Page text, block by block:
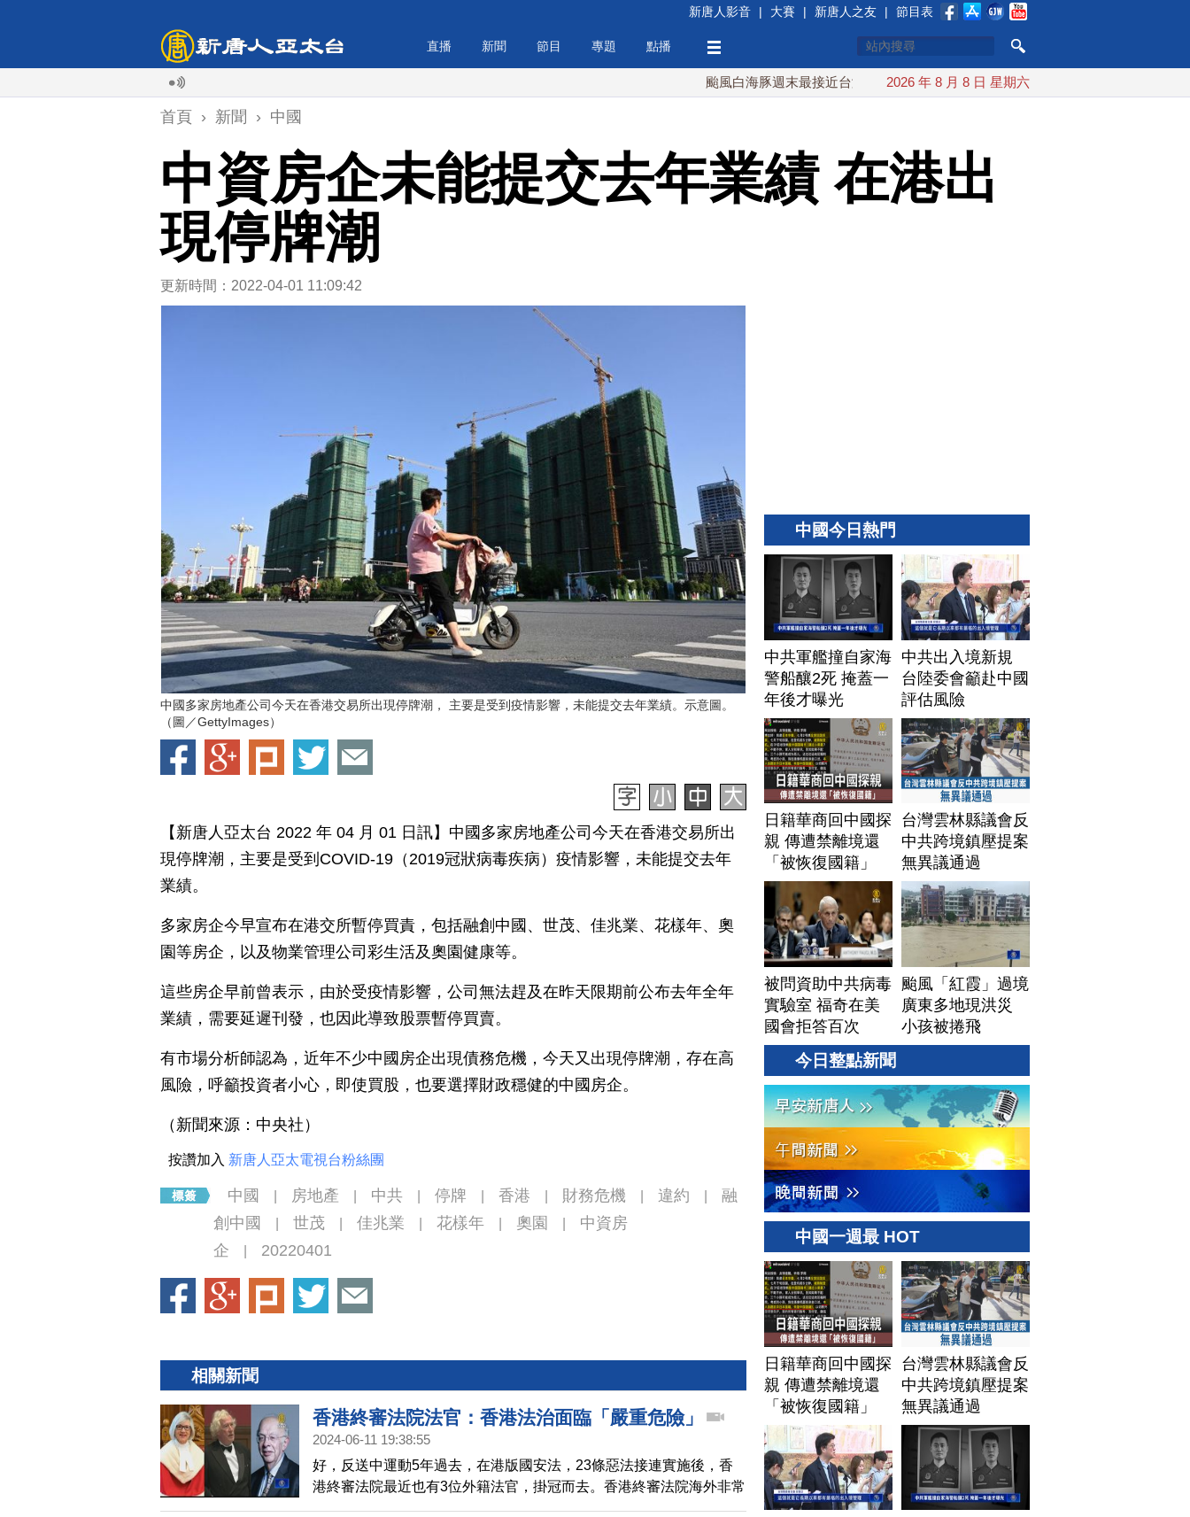
新唐人影音 | 大賽 | 新唐人之友 | 節目表
直播 新聞 節目 專題 點播
颱風白海豚週末最接近台灣 最快9日可能登陸中國 台灣漢光首結合城鎮演習 AIT連續
2026 年 8 月 8 日 星期六
首頁 › 新聞 › 中國
中資房企未能提交去年業績 在港出
現停牌潮
更新時間：2022-04-01 11:09:42
中國多家房地產公司今天在香港交易所出現停牌潮， 主要是受到疫情影響，未能提交去年業績。示意圖。
（圖／GettyImages）
【新唐人亞太台 2022 年 04 月 01 日訊】中國多家房地產公司今天在香港交易所出
現停牌潮，主要是受到COVID-19（2019冠狀病毒疾病）疫情影響，未能提交去年
業績。
多家房企今早宣布在港交所暫停買責，包括融創中國、世茂、佳兆業、花樣年、奧
園等房企，以及物業管理公司彩生活及奧園健康等。
這些房企早前曾表示，由於受疫情影響，公司無法趕及在昨天限期前公布去年全年
業績，需要延遲刊發，也因此導致股票暫停買賣。
有市場分析師認為，近年不少中國房企出現債務危機，今天又出現停牌潮，存在高
風險，呼籲投資者小心，即使買股，也要選擇財政穩健的中國房企。
（新聞來源：中央社）
按讚加入 新唐人亞太電視台粉絲團
中國 房地產 中共 停牌 香港 財務危機 違約
融
創中國
世茂 佳兆業 花樣年 奧園
中資房
企
20220401
相關新聞
香港終審法院法官：香港法治面臨「嚴重危險」
2024-06-11 19:38:55
好，反送中運動5年過去，在港版國安法，23條惡法接連實施後，香
港終審法院最近也有3位外籍法官，掛冠而去。香港終審法院海外非常
任法官 岑耀信，上週請辭，10號他投書英國《金融時報》示警，指出
中國今日熱門
中共軍艦撞自家海
警船釀2死 掩蓋一
年後才曝光
中共出入境新規
台陸委會籲赴中國
評估風險
日籍華商回中國探
親 傳遭禁離境還
「被恢復國籍」
台灣雲林縣議會反
中共跨境鎮壓提案
無異議通過
被問資助中共病毒
實驗室 福奇在美
國會拒答百次
颱風「紅霞」過境
廣東多地現洪災
小孩被捲飛
今日整點新聞
中國一週最 HOT
日籍華商回中國探
親 傳遭禁離境還
「被恢復國籍」
台灣雲林縣議會反
中共跨境鎮壓提案
無異議通過